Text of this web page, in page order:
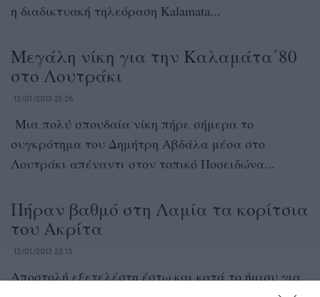
η διαδικτυακή τηλεόραση Kalamata...
Μεγάλη νίκη για την Καλαμάτα΄80
στο Λουτράκι
13/01/2013 23:26
Μια πολύ σπουδαία νίκη πήρε σήμερα το
συγκρότημα του Δημήτρη Αβδάλα μέσα στο
Λουτράκι απέναντι στον τοπικό Ποσειδώνα...
Πήραν βαθμό στη Λαμία τα κορίτσια
του Ακρίτα
13/01/2013 22:13
Αποστολή εξετελέστη έστω και κατά το ήμισυ για